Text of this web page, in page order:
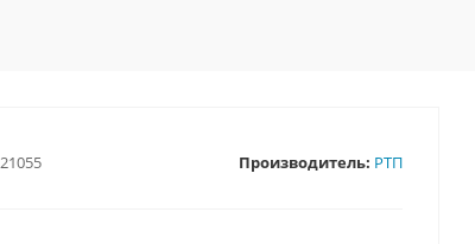
21055 Производитель: РТП